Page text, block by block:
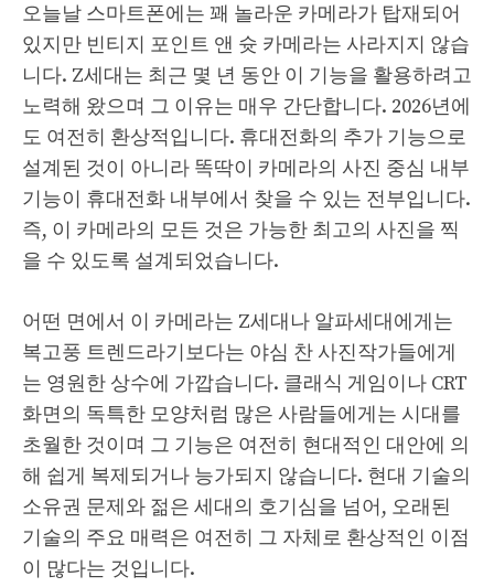
오늘날 스마트폰에는 꽤 놀라운 카메라가 탑재되어
있지만 빈티지 포인트 앤 슛 카메라는 사라지지 않습
니다. Z세대는 최근 몇 년 동안 이 기능을 활용하려고
노력해 왔으며 그 이유는 매우 간단합니다. 2026년에
도 여전히 환상적입니다. 휴대전화의 추가 기능으로
설계된 것이 아니라 똑딱이 카메라의 사진 중심 내부
기능이 휴대전화 내부에서 찾을 수 있는 전부입니다.
즉, 이 카메라의 모든 것은 가능한 최고의 사진을 찍
을 수 있도록 설계되었습니다.
어떤 면에서 이 카메라는 Z세대나 알파세대에게는
복고풍 트렌드라기보다는 야심 찬 사진작가들에게
는 영원한 상수에 가깝습니다. 클래식 게임이나 CRT
화면의 독특한 모양처럼 많은 사람들에게는 시대를
초월한 것이며 그 기능은 여전히 ​​현대적인 대안에 의
해 쉽게 복제되거나 능가되지 않습니다. 현대 기술의
소유권 문제와 젊은 세대의 호기심을 넘어, 오래된
기술의 주요 매력은 여전히 ​​그 자체로 환상적인 이점
이 많다는 것입니다.